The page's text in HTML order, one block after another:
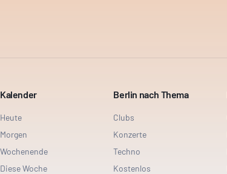
Kalender
Heute
Morgen
Wochenende
Diese Woche
Berlin nach Thema
Clubs
Konzerte
Techno
Kostenlos